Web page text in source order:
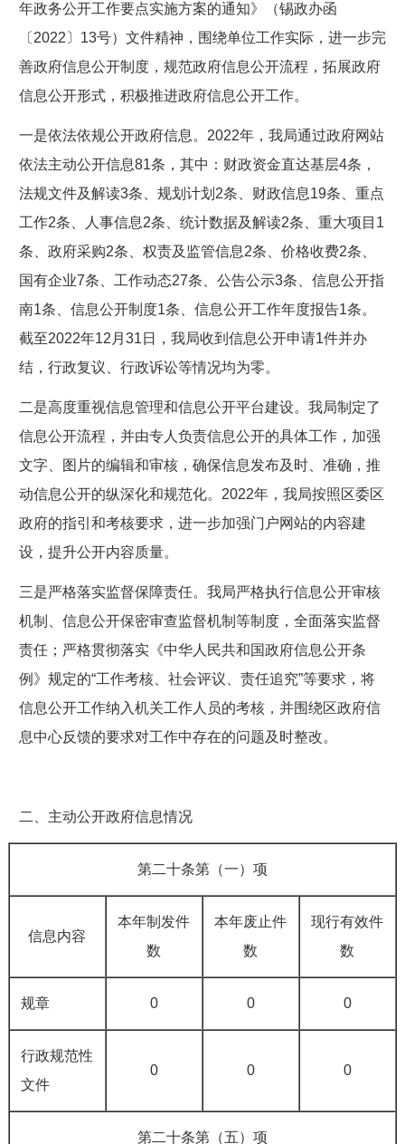
年政务公开工作要点实施方案的通知》（锡政办函
〔2022〕13号） 文件精神，围绕单位工作实际，进一步完
善政府信息公开制度， 规范政府信息公开流程 ， 拓展政府
信息公开形式，积极推进政府信息公开工作。
一是依法依规公开政府信息。 2022年，我局通过政府网站
依法主动公开信息81条 ， 其中 ：财政资金直达基层4条 ，
法规文件及解读3条、规划计划2条、财政信息19条、重点
工作2条、人事信息2条、统计数据及解读2条、重大项目1
条、政府采购2条、权责及监管信息2条、价格收费2条、
国有企业7条、 工作动态27条 、公告公示3条、信息公开指
南1条、信息公开制度1条、 信息公开工作年度报告1条。
截至2022年12月31日，我局收到信息公开申请1件并办
结，行政复议、行政诉讼等情况均为零。
二是高度重视信息管理和信息公开平台建设。 我局制定了
信息公开流程，并由专人负责信息公开的具体工作，加强
文字、图片的编辑和审核，确保信息发布及时、准确，推
动信息公开的纵深化和规范化。2022年，我局按照区委区
政府的指引和考核要求，进一步加强门户网站的内容建
设， 提升公开内容质量。
三是严格落实监督保障责任。 我局严格执行信息公开审核
机制、信息公开保密审查监督机制等制度，全面落实监督
责任；严格贯彻落实《中华人民共和国政府信息公开条
例》 规定的“工作考核、社会评议、责任追究”等要求，将
信息公开工作纳入机关工作人员的考核，并围绕区政府信
息中心反馈的要求对工作中存在的问题及时整改。
二、主动公开政府信息情况
第二十条第（一）项
信息内容
本年制 发件
数
本年废止件
数
现行有效件
数
规章 0 0 0
行政规范性
文件
0 0 0
第二十条第（五）项